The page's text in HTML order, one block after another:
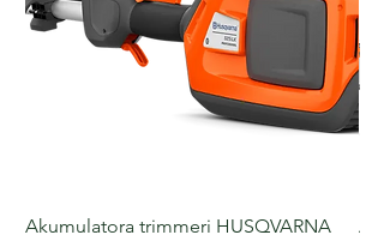
Akumulatora trimmeri HUSQVARNA